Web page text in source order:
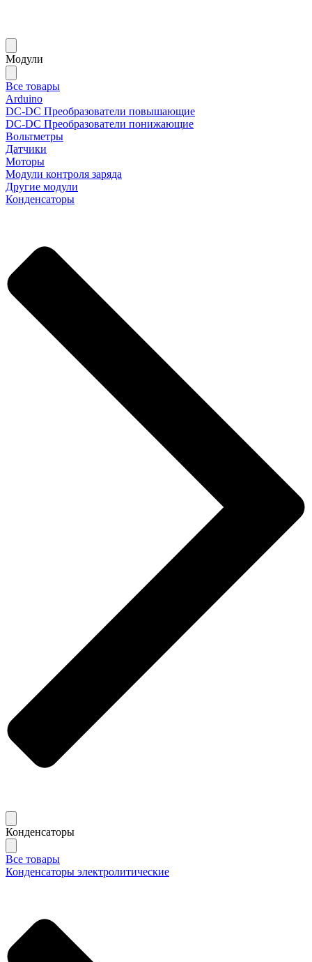
Модули
Все товары
Arduino
DC-DC Преобразователи повышающие
DC-DC Преобразователи понижающие
Вольтметры
Датчики
Моторы
Модули контроля заряда
Другие модули
Конденсаторы
Конденсаторы
Все товары
Конденсаторы электролитические